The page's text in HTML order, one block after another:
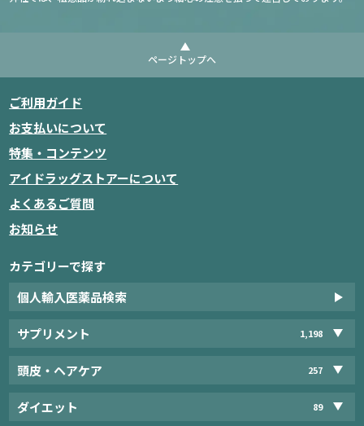
ページトップへ
ご利用ガイド
お支払いについて
特集・コンテンツ
アイドラッグストアーについて
よくあるご質問
お知らせ
カテゴリーで探す
個人輸入医薬品検索
サプリメント 1,198
頭皮・ヘアケア 257
ダイエット 89